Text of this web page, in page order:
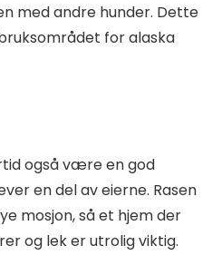
med andre hunder. Dette
for alaska
også være en god
en del av eierne. Rasen
mosjon, så et hjem der
og lek er utrolig viktig.